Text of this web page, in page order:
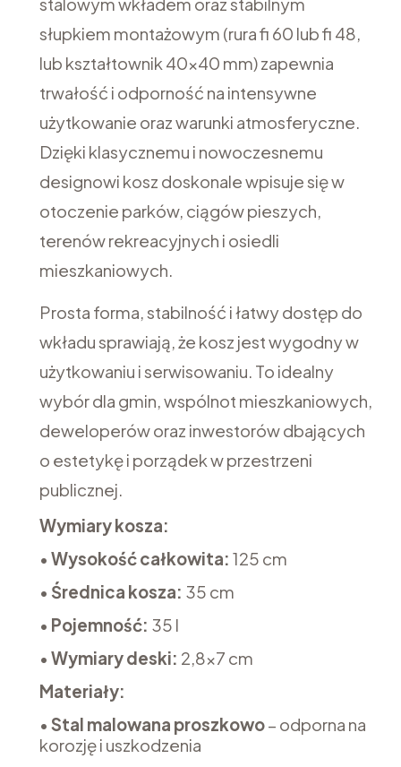
stalowym wkładem oraz stabilnym
słupkiem montażowym (rura fi 60 lub fi 48,
lub kształtownik 40x40 mm) zapewnia
trwałość i odporność na intensywne
użytkowanie oraz warunki atmosferyczne.
Dzięki klasycznemu i nowoczesnemu
designowi kosz doskonale wpisuje się w
otoczenie parków, ciągów pieszych,
terenów rekreacyjnych i osiedli
mieszkaniowych.
Prosta forma, stabilność i łatwy dostęp do
wkładu sprawiają, że kosz jest wygodny w
użytkowaniu i serwisowaniu. To idealny
wybór dla gmin, wspólnot mieszkaniowych,
deweloperów oraz inwestorów dbających
o estetykę i porządek w przestrzeni
publicznej.
Wymiary kosza:
• Wysokość całkowita: 125 cm
• Średnica kosza: 35 cm
• Pojemność: 35 l
• Wymiary deski: 2,8x7 cm
Materiały:
• Stal malowana proszkowo– odporna na
korozję i uszkodzenia